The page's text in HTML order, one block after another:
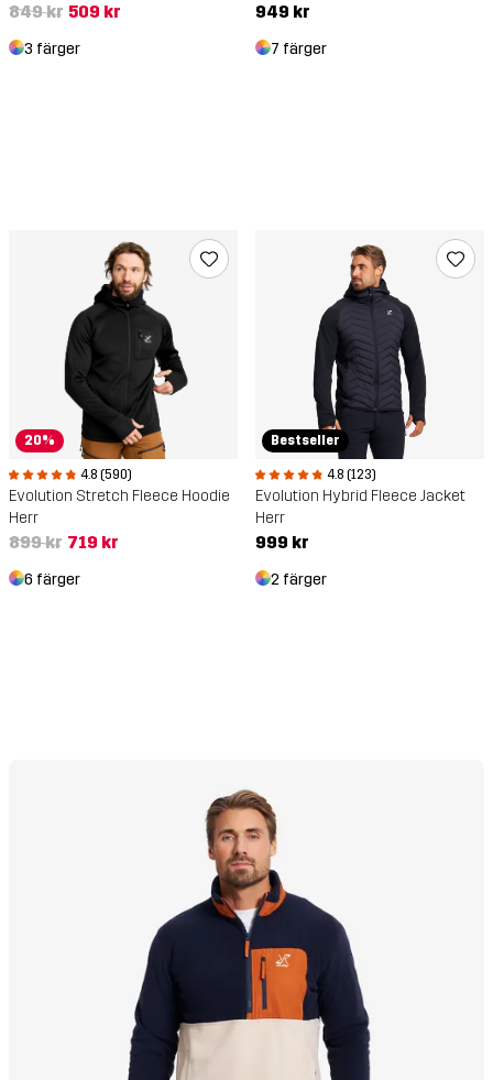
849 kr 509 kr
3 färger
949 kr
7 färger
20%
4.8 (590)
Evolution Stretch Fleece Hoodie
Herr
899 kr 719 kr
6 färger
Bestseller
4.8 (123)
Evolution Hybrid Fleece Jacket
Herr
999 kr
2 färger